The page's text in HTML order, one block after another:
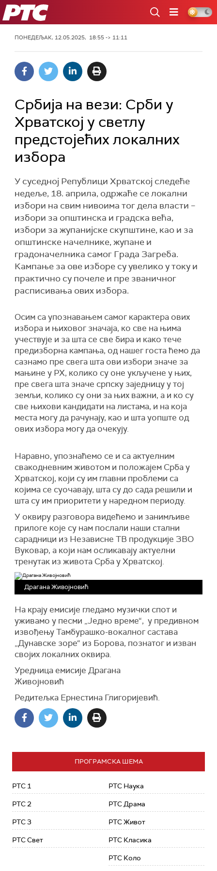
РТС
ПОНЕДЕЉАК, 12.05.2025, 18:55 -> 11:11
Србија на вези: Срби у
Хрватској у светлу
предстојећих локалних
избора
У суседној Републици Хрватској следеће
недеље, 18. априла, одржаће се локални
избори на свим нивоима тог дела власти –
избори за општинска и градска већа,
избори за жупанијске скупштине, као и за
општинске начелнике, жупане и
градоначелника самог Града Загреба.
Кампање за ове изборе су увелико у току и
практично су почеле и пре званичног
расписивања ових избора.
Осим са упознавањем самог карактера ових
избора и њиховог значаја, ко све на њима
учествује и за шта се све бира и како тече
предизборна кампања, од нашег госта ћемо да
сазнамо пре свега шта ови избори значе за
мањине у РХ, колико су оне укључене у њих,
пре свега шта значе српску заједницу у тој
земљи, колико су они за њих важни, а и ко су
све њихови кандидати на листама, и на која
места могу да рачунају, као и шта уопште од
ових избора могу да очекују.
Наравно, упознаћемо се и са актуелним
свакодневним животом и положајем Срба у
Хрватској, који су им главни проблеми са
којима се суочавају, шта су до сада решили и
шта су им приоритети у наредном периоду.
У оквиру разговора видећемо и занимљиве
прилоге које су нам послали наши стални
сарадници из Независне ТВ продукције ЗВО
Вуковар, а који нам осликавају актуелни
тренутак из живота Срба у Хрватској.
Драгана Живојновић
На крају емисије гледамо музички спот и
уживамо у песми „Једно време“, у предивном
извођењу Тамбурашко-вокалног састава
„Дунавске зоре“ из Борова, познатог и изван
својих локалних оквира.
Уредница емисије Драгана
Живојновић
Редитељка Ернестина Глигоријевић.
ПРОГРАМСКА ШЕМА
РТС 1
РТС 2
РТС 3
РТС Свет
РТС Наука
РТС Драма
РТС Живот
РТС Класика
РТС Коло